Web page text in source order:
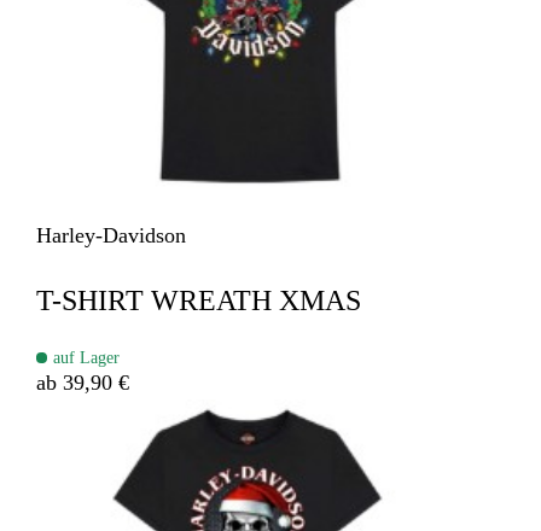
Harley-Davidson
T-SHIRT WREATH XMAS
auf Lager
ab 39,90 €